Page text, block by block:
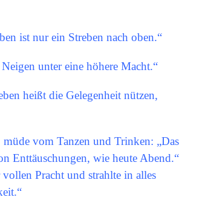
ist nur ein Streben nach oben.“
unter eine höhere Macht.“
heißt die Gelegenheit nützen,
vom Tanzen und Trinken: „Das
Enttäuschungen, wie heute Abend.“
Pracht und strahlte in alles